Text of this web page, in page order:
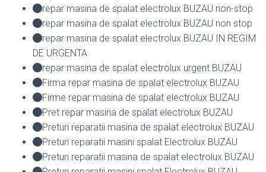
repar masina de spalat electrolux BUZAU non-stop
repar masina de spalat electrolux BUZAU non stop
repar masina de spalat electrolux BUZAU IN REGIM
DE URGENTA
repar masina de spalat electrolux urgent BUZAU
Firma repar masina de spalat electrolux BUZAU
Firme repar masina de spalat electrolux BUZAU
Pret repar masina de spalat electrolux BUZAU
Preturi reparatii masina de spalat electrolux BUZAU
Preturi reparatii masini spalat Electrolux BUZAU
Preturi reparatii masina de spalat electrolux BUZAU